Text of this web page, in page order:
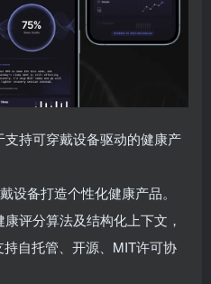
支持可穿戴设备驱动的健康产
设备打造个性化健康产品。
评分算法及结构化上下文，
自托管、开源、MIT许可协